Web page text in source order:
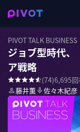
PIVOT TALK BUSINESS
ジョブ型時代、
ア戦略
(74)6,695
藤井薫
佐々木紀彦